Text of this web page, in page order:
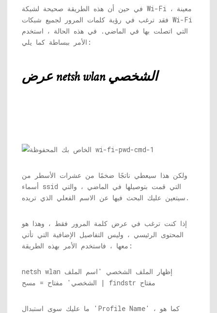
في حين أن هذه الطريقة صحيحة لشبكة Wi-Fi معينة ،
فقد ترغب في رؤية كلمات المرور لجميع شبكات Wi-Fi
التي اتصلت بها في الماضي. في هذه الحالة ، استخدم
الأمر ببساطة كما يلي:
عرض netsh wlan الشخصي
ولكن هذا سيعطي ناتجًا ضخمًا من عشرات الأسطر من
أسماء ssid التي قمت بتوصيلها في الماضي ، والتي
سيتعين عليك البحث فيها عن الاسم الفعلي الذي تريده.
إذا كنت ترغب في عرض كلمة المرور فقط ، وهذا هو
المحتوى الرئيسي ، وليس التفاصيل الإضافية التي تأتي
معها ، فاستخدم الأمر بهذه الطريقة:
netsh wlan إظهار الملف الشخصي 'اسم الملف
الشخصي' مفتاح = مسح | findstr مفتاح
ما عليك سوى استبدال 'Profile Name' ، كما هو